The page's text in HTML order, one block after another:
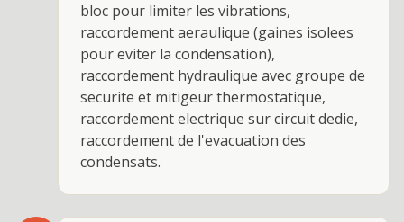
bloc pour limiter les vibrations,
raccordement aeraulique (gaines isolees
pour eviter la condensation),
raccordement hydraulique avec groupe de
securite et mitigeur thermostatique,
raccordement electrique sur circuit dedie,
raccordement de l'evacuation des
condensats.